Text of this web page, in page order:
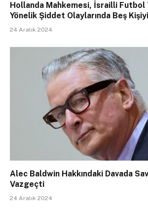
Hollanda Mahkemesi, İsrailli Futbol
Yönelik Şiddet Olaylarında Beş
24 Aralık 2024
Alec Baldwin Hakkındaki Davada
Vazgeçti
24 Aralık 2024